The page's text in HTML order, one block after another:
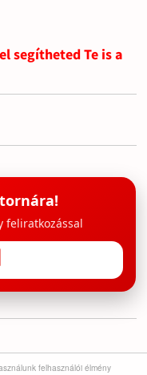
felhasználói élmény
segítheted Te is a
feliratkozással